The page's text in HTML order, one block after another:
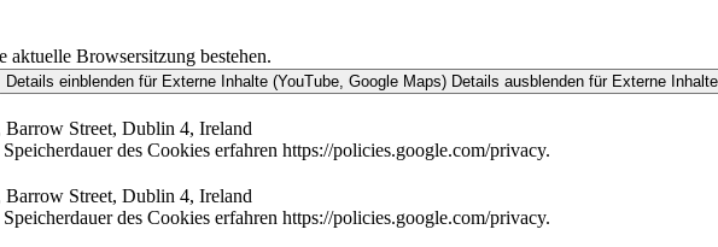
Browsersitzung bestehen.
Details einblenden für Externe Inhalte (YouTube, Google Maps) Details ausblenden für Externe
Street, Dublin 4, Ireland
des Cookies erfahren https://policies.google.com/privacy.
Street, Dublin 4, Ireland
des Cookies erfahren https://policies.google.com/privacy.